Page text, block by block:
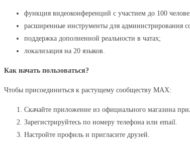
функция видеоконференций с участием до 100
расширенные инструменты для администрирования
поддержка дополненной реальности в чатах;
локализация на 20 языков.
Как начать пользоваться?
Чтобы присоединиться к растущему сообществу MAX:
Скачайте приложение из официального магазина
Зарегистрируйтесь по номеру телефона или email.
Настройте профиль и пригласите друзей.